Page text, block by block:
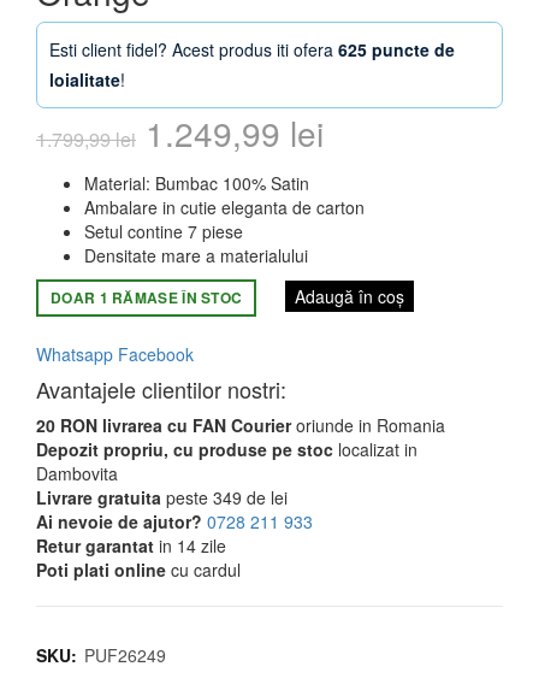
Esti client fidel? Acest produs iti ofera 625 puncte de
loialitate!
1.799,99lei Prețul
inițial
a
fost:
1.799,99 lei.
1.249,99 lei
este:
1.249,99 lei.
Material: Bumbac 100% Satin
Ambalare in cutie eleganta de carton
Setul contine 7 piese
Densitate mare a materialului
DOAR 1 RĂMASE ÎN STOC Adaugă în coș
Whatsapp Facebook
Avantajele clientilor nostri:
20 RON livrarea cu FAN Courieroriunde in Romania
Depozit propriu, cu produse pe stoc localizat in
Dambovita
Livrare gratuita peste 349 de lei
Ai nevoie de ajutor? 0728 211 933
Retur garantat in 14 zile
Poti plati online cu cardul
SKU: PUF26249